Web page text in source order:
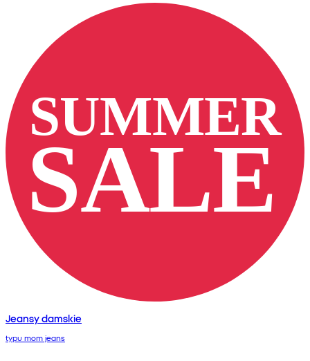
Jeansy damskie
typu mom jeans